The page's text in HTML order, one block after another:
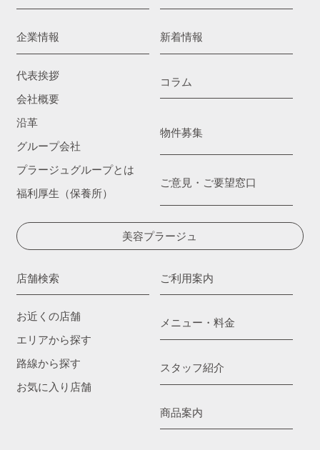
企業情報
代表挨拶
会社概要
沿革
グループ会社
プラージュグループとは
福利厚生（保養所）
新着情報
コラム
物件募集
ご意見・ご要望窓口
美容プラージュ
店舗検索
お近くの店舗
エリアから探す
路線から探す
お気に入り店舗
ご利用案内
メニュー・料金
スタッフ紹介
商品案内